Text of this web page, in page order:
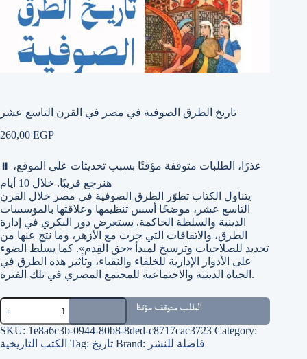
تاريخ الطرق الصوفية في مصر في القرن التاسع عشر
260,00 EGP
⏸ عذرًا، الطلبات متوقفة مؤقتًا بسبب تحديثات على الموقع،
هنرجع قريبًا. خلال 10 أيام
يتناول الكتاب تطوّر الطرق الصوفية في مصر خلال القرن
التاسع عشر، موضحًا أسس تنظيمها وعلاقتها بالمؤسسات
الدينية والسلطة الحاكمة. يستعرض دور البكري في إدارة
الطرق، والاتفاقات التي جرت مع الأزهر، وما نتج عنها من
تحديد للصلاحيات وترسيخ لمبدأ «حق القِدم». كما يسلّط الضوء
على الأدوار الإدارية للخلفاء والنقباء، وتأثير هذه الطرق في
الحياة الدينية والاجتماعية للمجتمع المصري في تلك الفترة.
تاريخ
الطرق
الصوفية
في
مصر
الطلب متوقف مؤقتًا
SKU: 1e8a6c3b-0944-80b8-8ded-c8717cac3723 Category:
الكتب التاريخية Tag: تاريخ Brand: فاصلة للنشر